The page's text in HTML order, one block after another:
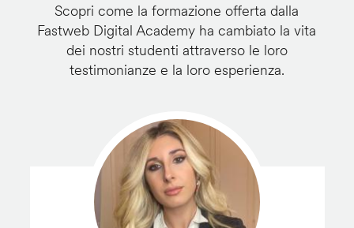
Scopri come la formazione offerta dalla
Fastweb Digital Academy ha cambiato la vita
dei nostri studenti attraverso le loro
testimonianze e la loro esperienza.